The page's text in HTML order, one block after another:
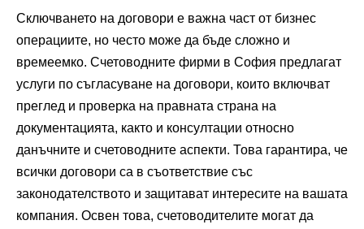
Сключването на договори е важна част от бизнес
операциите, но често може да бъде сложно и
времеемко. Счетоводните фирми в София предлагат
услуги по съгласуване на договори, които включват
преглед и проверка на правната страна на
документацията, както и консултации относно
данъчните и счетоводните аспекти. Това гарантира, че
всички договори са в съответствие със
законодателството и защитават интересите на вашата
компания. Освен това, счетоводителите могат да